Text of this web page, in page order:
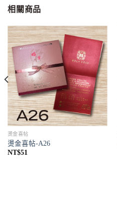
相關商品
燙金喜帖
燙金喜帖-A26
NT$51